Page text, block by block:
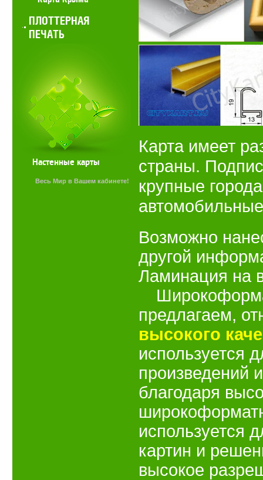
Карта имеет
страны.
крупные
Возможно
другой
Ламинация на
предлагаем,
высокого
используется
произведений
благодаря
используется
картин и
высокое
ПЛОТТЕРНАЯ
ПЕЧАТЬ
Настенные карты
Весь Мир в Вашем кабинете!